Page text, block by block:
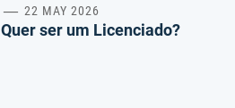
22 MAY 2026
Quer ser um Licenciado?